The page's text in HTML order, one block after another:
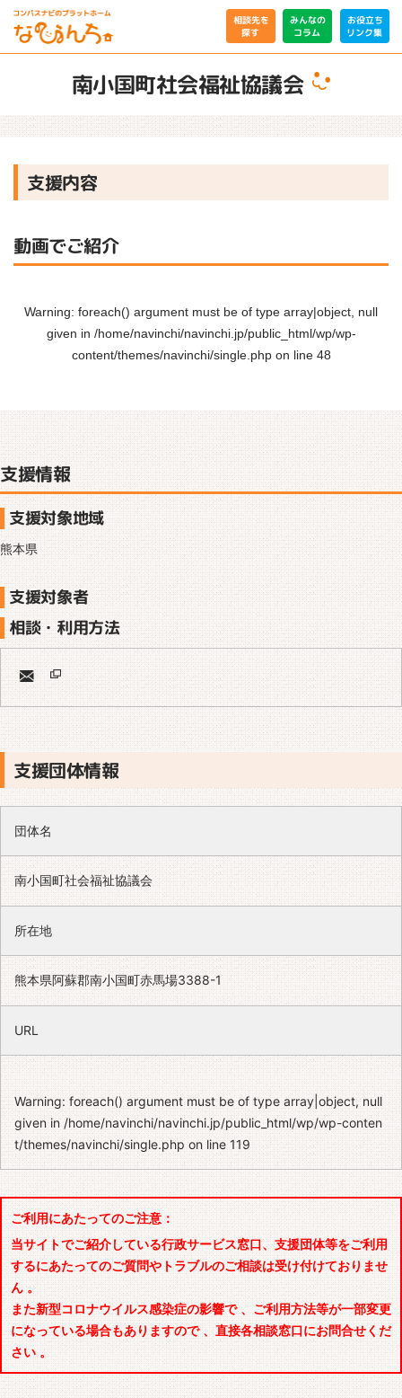
相談先を
探す
みんなの
コラム
お役立ち
リンク集
南小国町社会福祉協議会
支援内容
動画でご紹介
Warning: foreach() argument must be of type array|object, null
given in /home/navinchi/navinchi.jp/public_html/wp/wp-
content/themes/navinchi/single.phpon line 48
支援情報
支援対象地域
熊本県
支援対象者
相談・利用方法
支援団体情報
団体名
南小国町社会福祉協議会
所在地
熊本県阿蘇郡南小国町赤馬場3388-1
URL
Warning: foreach() argument must be of type array|object, null
given in/home/navinchi/navinchi.jp/public_html/wp/wp-conten
t/themes/navinchi/single.php on line119
ご利用にあたってのご注意：
当サイトでご紹介している行政サービス窓口、支援団体等をご利用
するにあたってのご質問やトラブルのご相談は受け付けておりませ
ん 。
また新型コロナウイルス感染症の影響で 、ご利用方法等が一部変更
になっている場合もありますので 、直接各相談窓口にお問合せくだ
さい 。